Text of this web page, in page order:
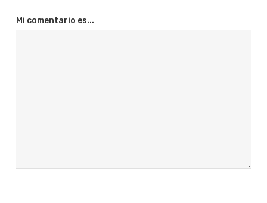
Mi comentario es...